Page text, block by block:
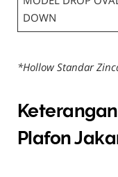
DOWN
*Hollow Standar
Plafon